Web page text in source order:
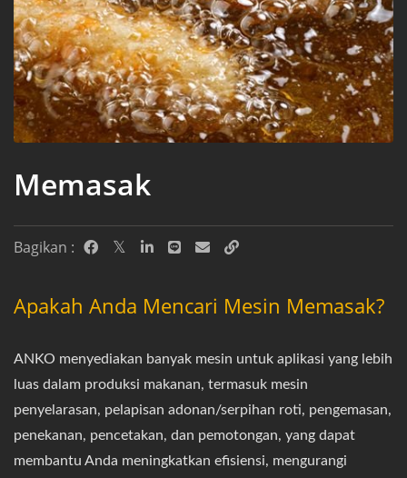
Memasak
Bagikan :
Apakah Anda Mencari Mesin Memasak?
ANKO menyediakan banyak mesin untuk aplikasi yang lebih
luas dalam produksi makanan, termasuk mesin
penyelarasan, pelapisan adonan/serpihan roti, pengemasan,
penekanan, pencetakan, dan pemotongan, yang dapat
membantu Anda meningkatkan efisiensi, mengurangi